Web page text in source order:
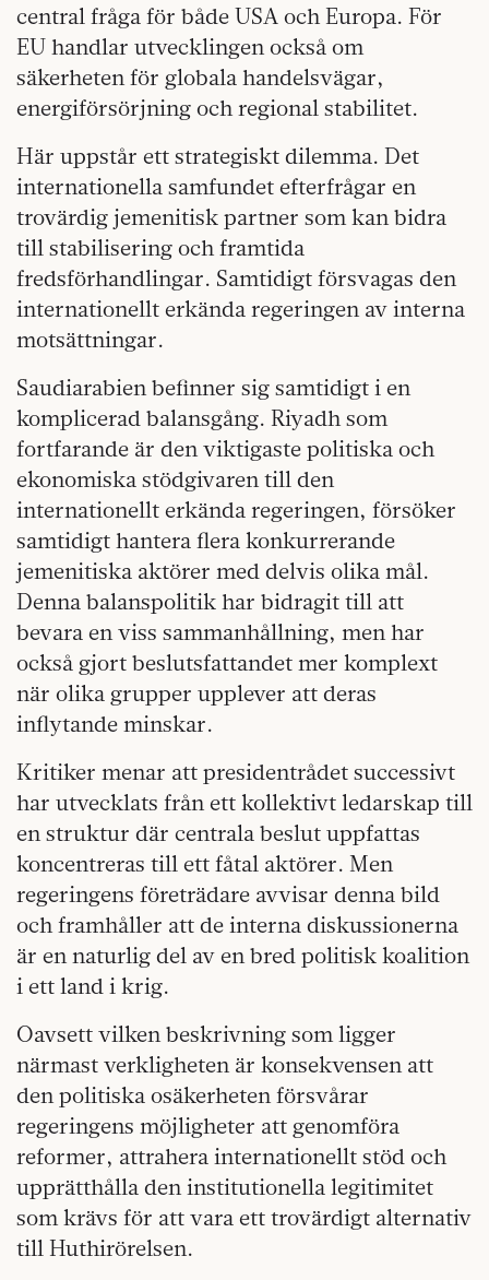
central fråga för både USA och Europa. För
EU handlar utvecklingen också om
säkerheten för globala handelsvägar,
energiförsörjning och regional stabilitet.
Här uppstår ett strategiskt dilemma. Det
internationella samfundet efterfrågar en
trovärdig jemenitisk partner som kan bidra
till stabilisering och framtida
fredsförhandlingar. Samtidigt försvagas den
internationellt erkända regeringen av interna
motsättningar.
Saudiarabien befinner sig samtidigt i en
komplicerad balansgång. Riyadh som
fortfarande är den viktigaste politiska och
ekonomiska stödgivaren till den
internationellt erkända regeringen, försöker
samtidigt hantera flera konkurrerande
jemenitiska aktörer med delvis olika mål.
Denna balanspolitik har bidragit till att
bevara en viss sammanhållning, men har
också gjort beslutsfattandet mer komplext
när olika grupper upplever att deras
inflytande minskar.
Kritiker menar att presidentrådet successivt
har utvecklats från ett kollektivt ledarskap till
en struktur där centrala beslut uppfattas
koncentreras till ett fåtal aktörer. Men
regeringens företrädare avvisar denna bild
och framhåller att de interna diskussionerna
är en naturlig del av en bred politisk koalition
i ett land i krig.
Oavsett vilken beskrivning som ligger
närmast verkligheten är konsekvensen att
den politiska osäkerheten försvårar
regeringens möjligheter att genomföra
reformer, attrahera internationellt stöd och
upprätthålla den institutionella legitimitet
som krävs för att vara ett trovärdigt alternativ
till Huthirörelsen.